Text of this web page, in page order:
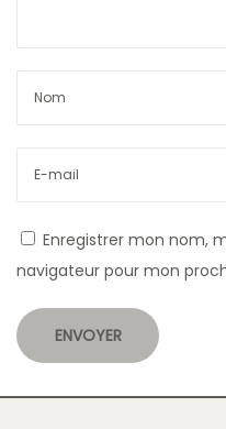
D
é
o
v
Enregistrer mon nom,
navigateur pour mon